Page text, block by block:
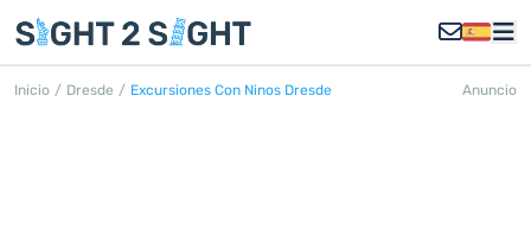
Inicio / Dresde / Excursiones Con Ninos Dresde Anuncio